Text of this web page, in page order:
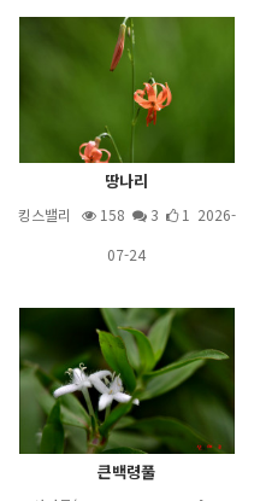
땅나리
킹스밸리 158 3
1 2026-
07-24
큰백령풀